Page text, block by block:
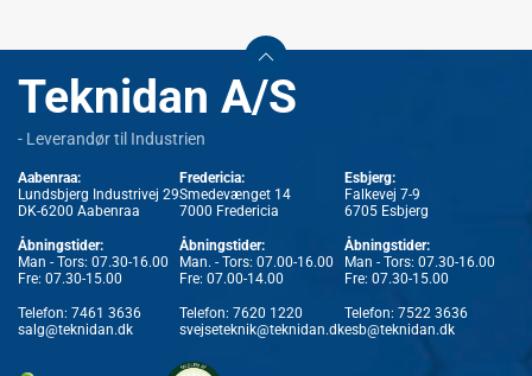
Teknidan A/S
- Leverandør til Industrien
Aabenraa:
Lundsbjerg Industrivej 29
DK-6200 Aabenraa
Åbningstider:
Man - Tors: 07.30-16.00
Fre: 07.30-15.00
Telefon: 7461 3636
salg@teknidan.dk
Fredericia:
Smedevænget 14
7000 Fredericia
Åbningstider:
Man. - Tors: 07.00-16.00
Fre: 07.00-14.00
Telefon: 7620 1220
svejseteknik@teknidan.dk
Esbjerg:
Falkevej 7-9
6705 Esbjerg
Åbningstider:
Man - Tors: 07.30-16.00
Fre: 07.30-15.00
Telefon: 7522 3636
esb@teknidan.dk